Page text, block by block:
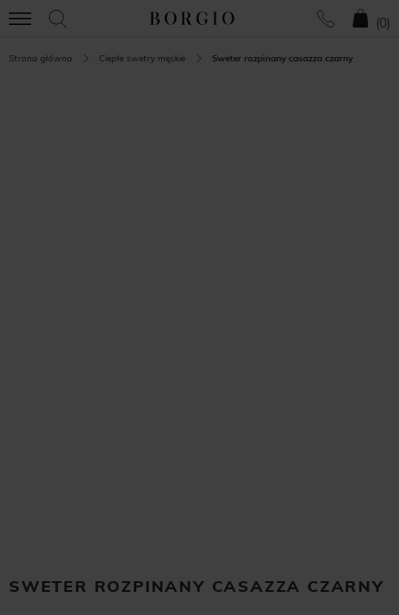
(0)
Strona główna Ciepłe swetry męskie Sweter rozpinany casazza czarny
SWETER ROZPINANY CASAZZA CZARNY